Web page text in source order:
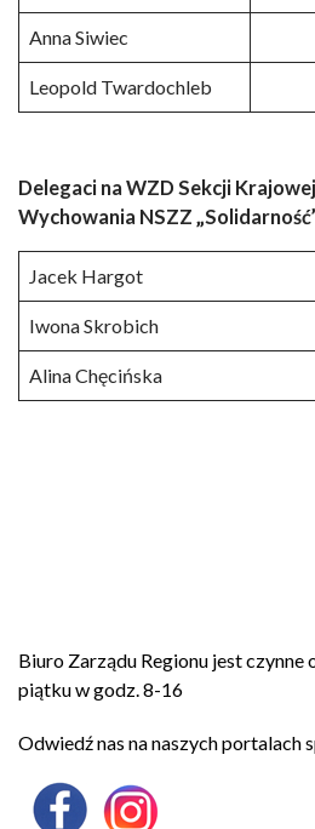
Anna Siwiec
Leopold Twardochleb
Delegaci na WZD Sekcji
Wychowania NSZZ
Jacek Hargot
Iwona Skrobich
Alina Chęcińska
Biuro Zarządu Regionu jest czynne
piątku w godz. 8-16
Odwiedź nas na naszych portalach